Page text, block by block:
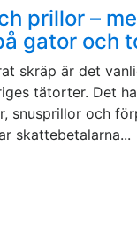
prillor –
gator och
skräp är det
tätorter. Det
snusprillor och
skattebetalarna...